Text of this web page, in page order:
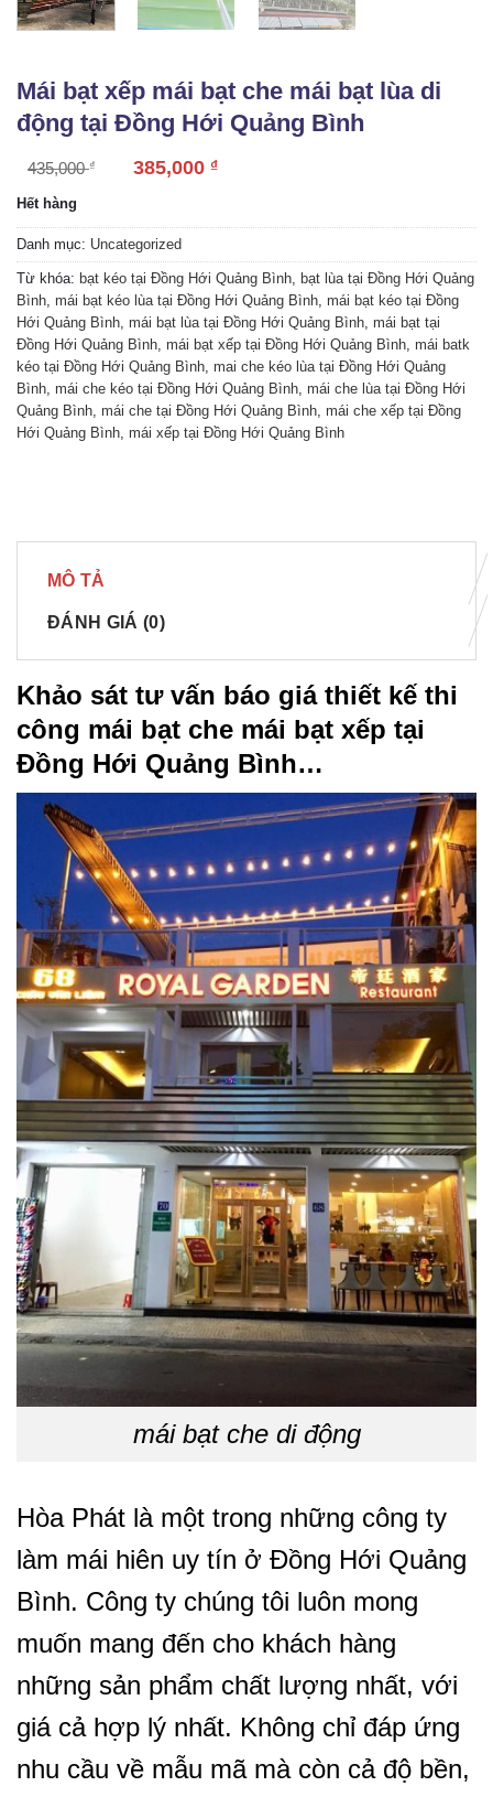
Mái bạt xếp mái bạt che mái bạt lùa di
động tại Đồng Hới Quảng Bình
435,000₫ 385,000 ₫
Hết hàng
Danh mục: Uncategorized
Từ khóa: bạt kéo tại Đồng Hới Quảng Bình
bạt lùa tại Đồng Hới Quảng
Bình mái bạt kéo lùa tại Đồng Hới Quảng Bình mái bạt kéo tại Đồng
Hới Quảng Bình mái bạt lùa tại Đồng Hới Quảng Bình mái bạt tại
Đồng Hới Quảng Bình mái bạt xếp tại Đồng Hới Quảng Bình mái batk
kéo tại Đồng Hới Quảng Bình mai che kéo lùa tại Đồng Hới Quảng
Bình mái che kéo tại Đồng Hới Quảng Bình mái che lùa tại Đồng Hới
Quảng Bình mái che tại Đồng Hới Quảng Bình mái che xếp tại Đồng
Hới Quảng Bình mái xếp tại Đồng Hới Quảng Bình
MÔ TẢ
ĐÁNH GIÁ (0)
Khảo sát tư vấn báo giá thiết kế thi
công mái bạt che mái bạt xếp tại
Đồng Hới Quảng Bình…
mái bạt che di động
Hòa Phát là một trong những công ty
làm mái hiên uy tín ở Đồng Hới Quảng
Bình. Công ty chúng tôi luôn mong
muốn mang đến cho khách hàng
những sản phẩm chất lượng nhất, với
giá cả hợp lý nhất. Không chỉ đáp ứng
nhu cầu về mẫu mã mà còn cả độ bền,